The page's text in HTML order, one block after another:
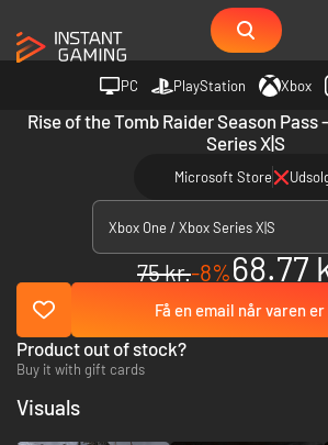
PC PlayStation Xbox
Rise of the Tomb Raider Season Pass
Series X|S
Microsoft Store
Xbox One / Xbox Series X|S
75 kr.-8%68.77
Få en email når varen
Product out of stock?
Buy it with gift cards
Visuals